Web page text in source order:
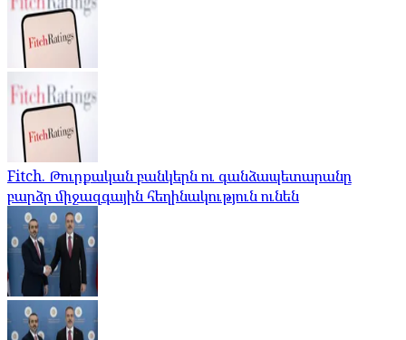
Fitch. Թուրքական բանկերն ու գանձապետարանը
բարձր միջազգային հեղինակություն ունեն